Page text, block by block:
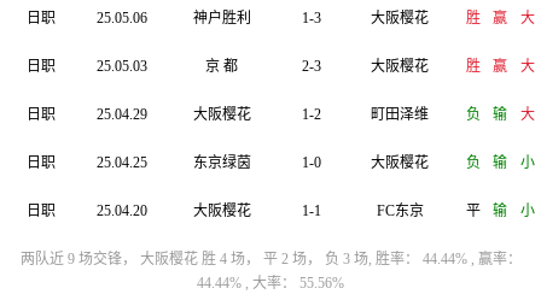
日职 25.05.06 神户胜利 1-3 大阪樱花 胜 赢 大
日职 25.05.03 京 都 2-3 大阪樱花 胜 赢 大
日职 25.04.29 大阪樱花 1-2 町田泽维 负 输 大
日职 25.04.25 东京绿茵 1-0 大阪樱花 负 输 小
日职 25.04.20 大阪樱花 1-1 FC东京 平 输 小
两队近 9 场交锋， 大阪樱花 胜 4 场， 平 2 场， 负 3 场, 胜率： 44.44% , 赢率：
44.44% , 大率： 55.56%